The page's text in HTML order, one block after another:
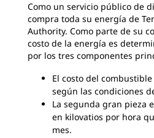
Como un servicio público de
compra toda su energía de
Authority. Como parte de su
costo de la energía es
por los tres componentes
El costo del combustible
según las condiciones
La segunda gran pieza
en kilovatios por hora
mes.